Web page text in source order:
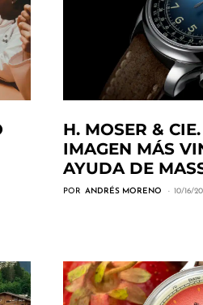
H. MOSER &
IMAGEN MÁS
AYUDA DE
POR ANDRÉS MORENO 10/16/